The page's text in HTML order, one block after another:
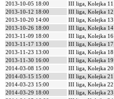
2013-10-05 18:00
III liga, Kolejka 11
2013-10-12 18:00
III liga, Kolejka 12
2013-10-20 14:00
III liga, Kolejka 13
2013-10-26 18:00
III liga, Kolejka 14
2013-11-09 18:00
III liga, Kolejka 16
2013-11-17 13:00
III liga, Kolejka 17
2013-11-23 13:00
III liga, Kolejka 18
2013-11-30 16:00
III liga, Kolejka 19
2014-03-08 15:00
III liga, Kolejka 20
2014-03-15 15:00
III liga, Kolejka 21
2014-03-23 15:00
III liga, Kolejka 22
2014-03-29 18:00
III liga, Kolejka 23